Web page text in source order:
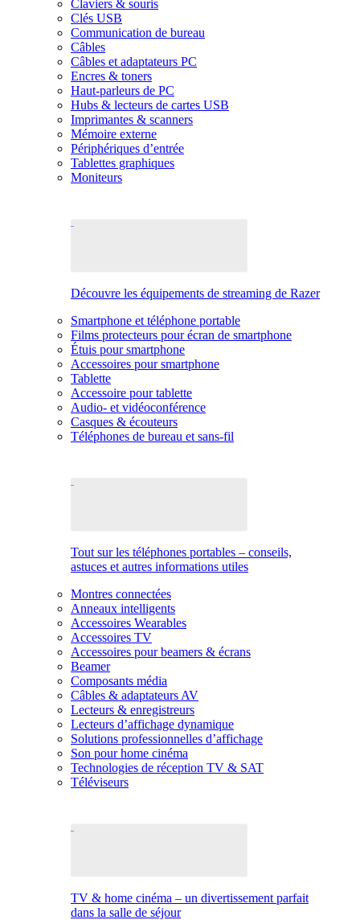
Claviers & souris
Clés USB
Communication de bureau
Câbles
Câbles et adaptateurs PC
Encres & toners
Haut-parleurs de PC
Hubs & lecteurs de cartes USB
Imprimantes & scanners
Mémoire externe
Périphériques d’entrée
Tablettes graphiques
Moniteurs
Découvre les équipements de streaming de Razer
Smartphone et téléphone portable
Films protecteurs pour écran de smartphone
Étuis pour smartphone
Accessoires pour smartphone
Tablette
Accessoire pour tablette
Audio- et vidéoconférence
Casques & écouteurs
Téléphones de bureau et sans-fil
Tout sur les téléphones portables – conseils,
astuces et autres informations utiles
Montres connectées
Anneaux intelligents
Accessoires Wearables
Accessoires TV
Accessoires pour beamers & écrans
Beamer
Composants média
Câbles & adaptateurs AV
Lecteurs & enregistreurs
Lecteurs d’affichage dynamique
Solutions professionnelles d’affichage
Son pour home cinéma
Technologies de réception TV & SAT
Téléviseurs
TV & home cinéma – un divertissement parfait
dans la salle de séjour